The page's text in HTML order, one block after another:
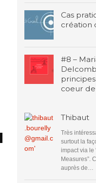
Cas
création
#8 –
principes
coeur de
Thibaut
Très
surtout la
impact via le
Measures”.
auprès de…